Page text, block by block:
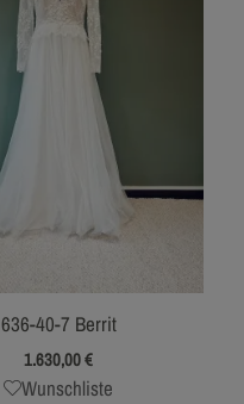
636-40-7 Berrit
1.630,00€
Wunschliste